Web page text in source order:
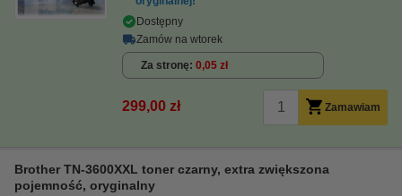
Dostępny
Zamów na wtorek
Za stronę 0,05 zł
299,00 zł Zamawiam
Brother TN-3600XXL toner czarny, extra zwiększona
pojemność, oryginalny